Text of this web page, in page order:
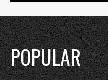
POPULAR